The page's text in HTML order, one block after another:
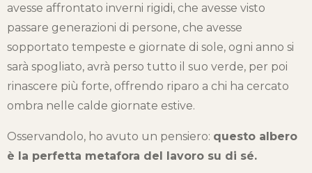
avesse affrontato inverni rigidi, che avesse visto
passare generazioni di persone, che avesse
sopportato tempeste e giornate di sole, ogni anno si
sarà spogliato, avrà perso tutto il suo verde, per poi
rinascere più forte, offrendo riparo a chi ha cercato
ombra nelle calde giornate estive.
Osservandolo, ho avuto un pensiero: questo albero
è la perfetta metafora del lavoro su di sé.